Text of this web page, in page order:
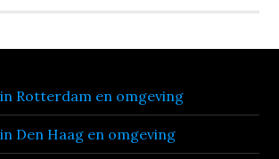
Rotterdam en omgeving
Den Haag en omgeving